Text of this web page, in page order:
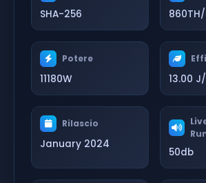
SHA-256
Potere
11180W 13.00
Rilascio
January 2024
50db